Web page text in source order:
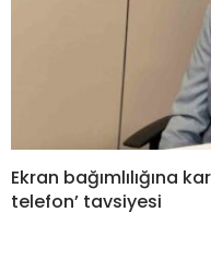
Ekran bağımlılığına
telefon’ tavsiyesi